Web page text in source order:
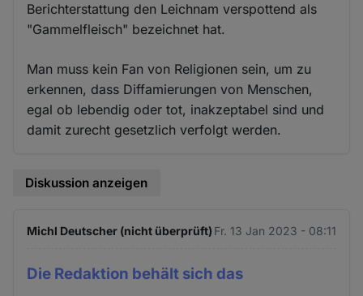
Berichterstattung den Leichnam verspottend als
"Gammelfleisch" bezeichnet hat.
Man muss kein Fan von Religionen sein, um zu
erkennen, dass Diffamierungen von Menschen,
egal ob lebendig oder tot, inakzeptabel sind und
damit zurecht gesetzlich verfolgt werden.
Diskussion anzeigen
Michl Deutscher (nicht überprüft) Fr. 13 Jan 2023 - 08:11
Die Redaktion behält sich das